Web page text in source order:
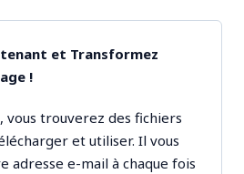
et Transformez
!
vous trouverez des fichiers
et utiliser. Il vous
adresse e-mail à chaque fois